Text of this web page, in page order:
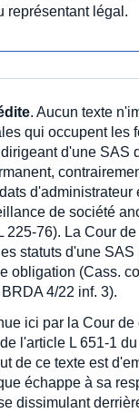
représentant légal.
. Aucun texte
qui occupent les
d'une SAS
d'administrateur
de société
225-76). La Cour
statuts d'une SAS
obligation (Cass.
4/22 inf. 3).
ici par la Cour
l'article L 651-1
de ce texte est
échappe à sa
dissimulant